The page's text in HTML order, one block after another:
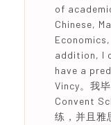
of
Chinese,
addition, I
have a
Vincy。我
Convent
练，并且雅